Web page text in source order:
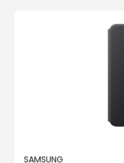
SAMSUNG